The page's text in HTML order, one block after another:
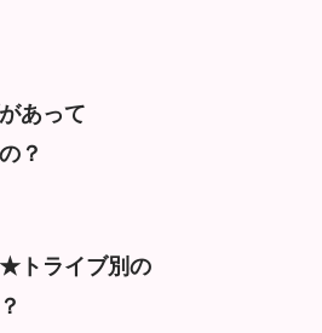
あって
？
トライブ別の